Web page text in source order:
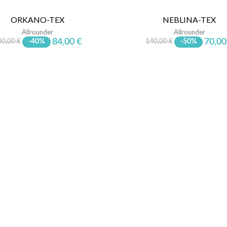
ORKANO-TEX
Allrounder
€ -40% 84,00 €
NEBLINA-TEX
Allrounder
140,00 € -50%